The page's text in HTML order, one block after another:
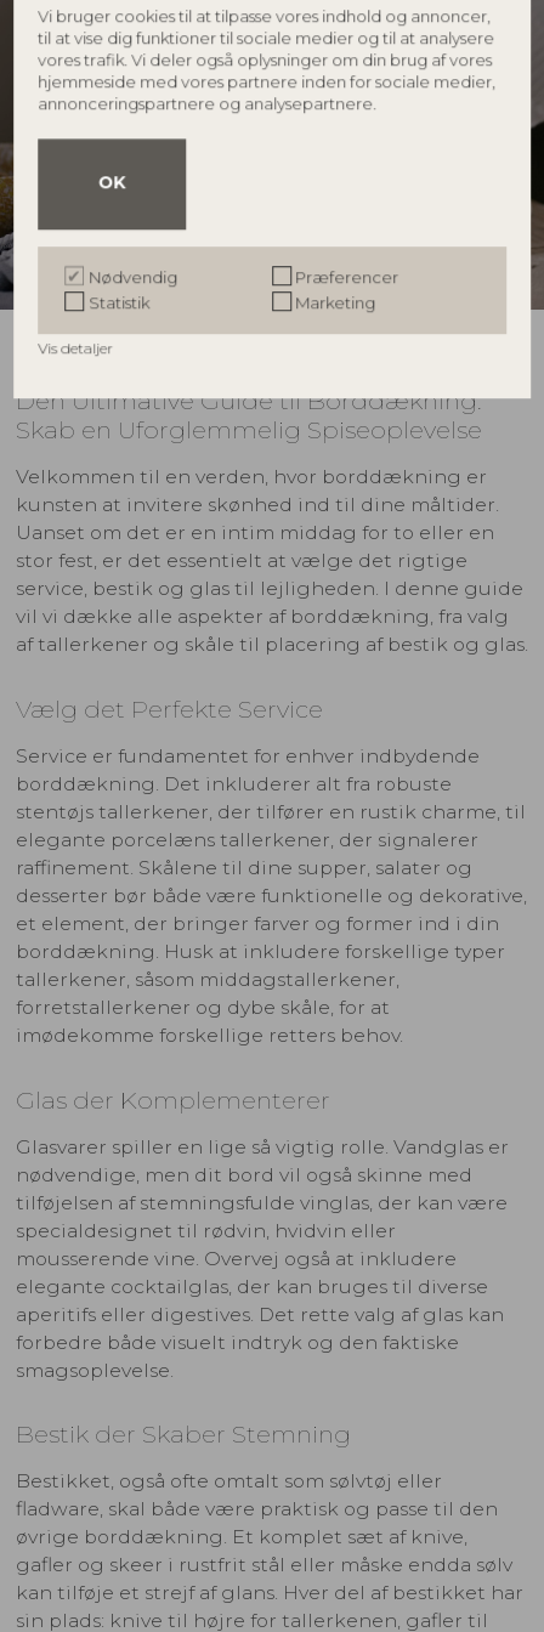
Vi bruger cookies til at tilpasse vores indhold og annoncer,
til at vise dig funktioner til sociale medier og til at analysere
vores trafik. Vi deler også oplysninger om din brug af vores
hjemmeside med vores partnere inden for sociale medier,
annonceringspartnere og analysepartnere.
OK
Nødvendig
Præferencer
Statistik
Marketing
Vis detaljer
Den Ultimative Guide til Borddækning:
Skab en Uforglemmelig Spiseoplevelse
Velkommen til en verden, hvor borddækning er
kunsten at invitere skønhed ind til dine måltider.
Uanset om det er en intim middag for to eller en
stor fest, er det essentielt at vælge det rigtige
service, bestik og glas til lejligheden. I denne guide
vil vi dække alle aspekter af borddækning, fra valg
af tallerkener og skåle til placering af bestik og glas.
Vælg det Perfekte Service
Service er fundamentet for enhver indbydende
borddækning. Det inkluderer alt fra robuste
stentøjs tallerkener, der tilfører en rustik charme, til
elegante porcelæns tallerkener, der signalerer
raffinement. Skålene til dine supper, salater og
desserter bør både være funktionelle og dekorative,
et element, der bringer farver og former ind i din
borddækning. Husk at inkludere forskellige typer
tallerkener, såsom middagstallerkener,
forretstallerkener og dybe skåle, for at
imødekomme forskellige retters behov.
Glas der Komplementerer
Glasvarer spiller en lige så vigtig rolle. Vandglas er
nødvendige, men dit bord vil også skinne med
tilføjelsen af stemningsfulde vinglas, der kan være
specialdesignet til rødvin, hvidvin eller
mousserende vine. Overvej også at inkludere
elegante cocktailglas, der kan bruges til diverse
aperitifs eller digestives. Det rette valg af glas kan
forbedre både visuelt indtryk og den faktiske
smagsoplevelse.
Bestik der Skaber Stemning
Bestikket, også ofte omtalt som sølvtøj eller
fladware, skal både være praktisk og passe til den
øvrige borddækning. Et komplet sæt af knive,
gafler og skeer i rustfrit stål eller måske endda sølv
kan tilføje et strejf af glans. Hver del af bestikket har
sin plads: knive til højre for tallerkenen, gafler til